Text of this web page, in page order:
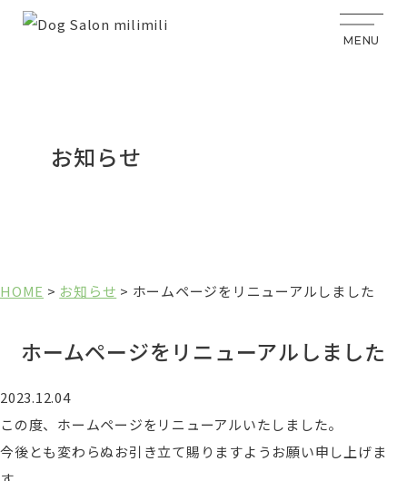
お知らせ
HOME > お知らせ > ホームページをリニューアルしました
ホームページをリニューアルしました
2023.12.04
この度、ホームページをリニューアルいたしました。
今後とも変わらぬお引き立て賜りますようお願い申し上げま